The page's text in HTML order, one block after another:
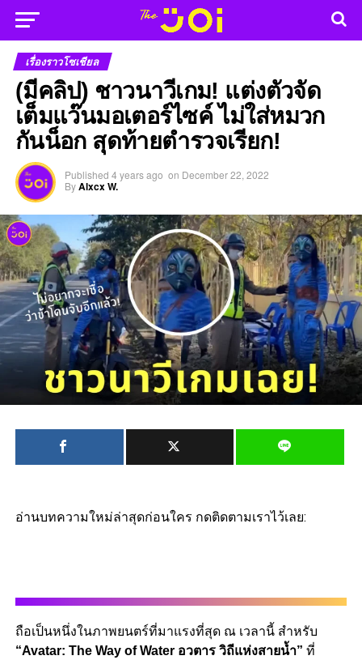
เรื่องราวโซเชียล
(มีคลิป) ชาวนาวีเกม! แต่งตัวจัด
เต็มแว๊นมอเตอร์ไซค์ ไม่ใส่หมวก
กันน็อก สุดท้ายตำรวจเรียก!
Published 4 years ago on December 22, 2022
ByAlxcx W.
อ่านบทความใหม่ล่าสุดก่อนใคร กดติดตามเราไว้เลย:
ถือเป็นหนึ่งในภาพยนตร์ที่มาแรงที่สุด ณ เวลานี้ สำหรับ
“Avatar: The Way of Water อวตาร วิถีแห่งสายน้ำ” ที่